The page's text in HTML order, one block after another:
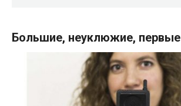
Большие, неуклюжие, первые